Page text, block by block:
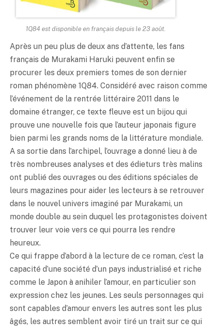
1Q84est disponible en français depuis le 23 août.
Après un peu plus de deux ans d’attente, les fans
français de Murakami Haruki peuvent enfin se
procurer les deux premiers tomes de son dernier
roman phénomène 1Q84. Considéré avec raison comme
l’événement de la rentrée littéraire 2011 dans le
domaine étranger, ce texte fleuve est un bijou qui
prouve une nouvelle fois que l’auteur japonais figure
bien parmi les grands noms de la littérature mondiale.
A sa sortie dans l’archipel, l’ouvrage a donné lieu à de
très nombreuses analyses et des édieturs très malins
ont publié des ouvrages ou des éditions spéciales de
leurs magazines pour aider les lecteurs à se retrouver
dans le nouvel univers imaginé par Murakami, un
monde double au sein duquel les protagonistes doivent
trouver leur voie vers ce qui pourra les rendre
heureux.
Ce qui frappe d’abord à la lecture de ce roman, c’est la
capacité d’une société d’un pays industrialisé et riche
comme le Japon à anihiler l’amour, en particulier son
expression chez les jeunes. Les seuls personnages qui
sont capables d’amour envers les autres sont les plus
âgés, les autres semblent avoir tiré un trait sur ce qui